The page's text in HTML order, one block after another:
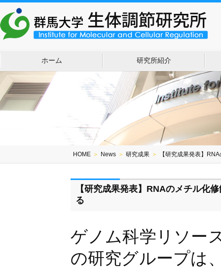
ホーム 研究所紹介
HOME ＞ News ＞ 研究成果 ＞ 【研究成果発表】
【研究成果発表】RNAのメチル化
る
ゲノム科学リソー
の研究グループは